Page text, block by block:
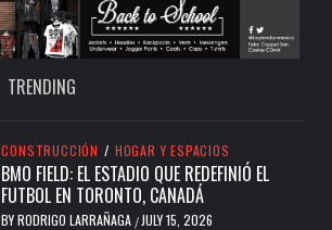
TRENDING
CONSTRUCCIÓN / HOGAR Y ESPACIOS
BMO FIELD: EL ESTADIO QUE REDEFINIÓ EL
FUTBOL EN TORONTO, CANADÁ
BYRODRIGO LARRAÑAGA / JULY 15, 2026